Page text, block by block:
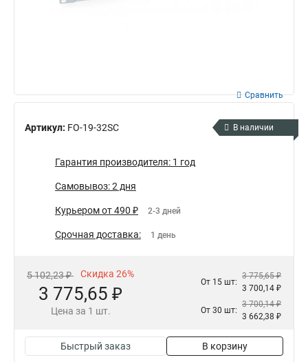
Артикул: FO-19-32SC
Сравнить
В наличии
Гарантия производителя: 1 год
Самовывоз: 2 дня
Курьером от 490 ₽ 2-3 дней
Срочная доставка: 1 день
5 102,23 ₽ Скидка 26%
3 775,65 ₽
Цена за 1 шт.
От 15 шт:
3 775,65 ₽
3 700,14 ₽
От 30 шт:
3 700,14 ₽
3 662,38 ₽
Быстрый заказ В корзину